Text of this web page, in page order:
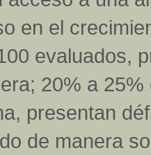
en el
evaluados,
20% a
presentan
de manera